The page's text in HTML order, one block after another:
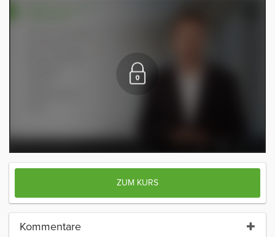
ZUM KURS
Kommentare